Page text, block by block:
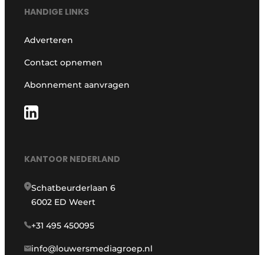
HANDIGE LINKS
Adverteren
Contact opnemen
Abonnement aanvragen
KANTOOR NEDERLAND
Schatbeurderlaan 6
6002 ED Weert
+31 495 450095
info@louwersmediagroep.nl